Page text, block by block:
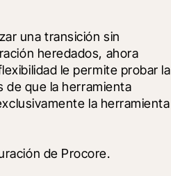
una transición sin
heredados, ahora
le permite probar la
de que la herramienta
la herramienta
de Procore.